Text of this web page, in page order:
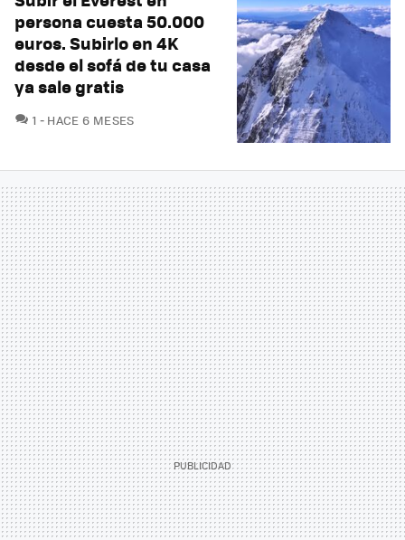
persona cuesta 50.000
euros. Subirlo en 4K
desde el sofá de tu casa
ya sale gratis
1 COMENTARIOS
HACE 6 MESES